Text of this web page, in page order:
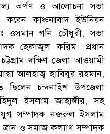
অর্পণ ও আলোচনা সভা
কাঞ্চনাবাদ ইউনিয়ন
ওসমান গনি চৌধুরী, সভা
হেফাজুল করিম। প্রধান
দক্ষিণ জেলা আওয়ামী
আলহাজ্ব হাবিবুর রহমান,
ছিলেন চন্দনাইশ উপজেলা
ইসলাম জাহাঙ্গীর, সহ
সম্পাদক নজরুল ইসলাম
ও সমাজ কল্যাণ সম্পাদক